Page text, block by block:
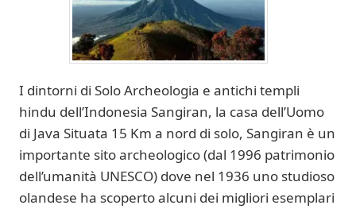
I dintorni di Solo Archeologia e antichi templi
hindu dell’Indonesia Sangiran, la casa dell’Uomo
di Java Situata 15 Km a nord di solo, Sangiran è un
importante sito archeologico (dal 1996 patrimonio
dell’umanità UNESCO) dove nel 1936 uno studioso
olandese ha scoperto alcuni dei migliori esemplari